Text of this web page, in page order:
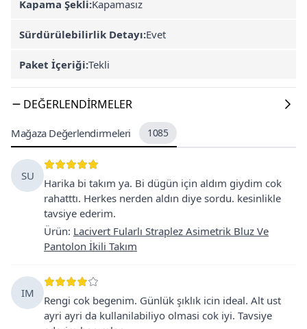
Kapama Şekli:Kapamasız
Sürdürülebilirlik Detayı:Evet
Paket İçeriği:Tekli
DEĞERLENDIRMELER
Mağaza Değerlendirmeleri 1085
SU
Harika bi takım ya. Bi dügün için aldım giydim cok
rahatttı. Herkes nerden aldın diye sordu. kesinlikle
tavsiye ederim.
Ürün: Lacivert Fularlı Straplez Asimetrik Bluz Ve
Pantolon İkili Takım
IM
Rengi cok begenim. Günlük şıklık icin ideal. Alt ust
ayri ayri da kullanilabiliyo olmasi cok iyi. Tavsiye